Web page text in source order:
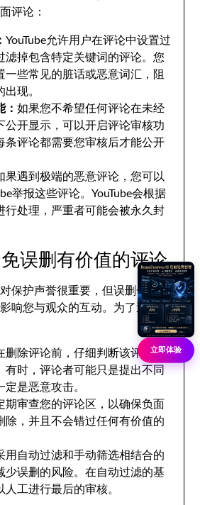
评论：
YouTube允许用户在评论中设置过
滤掉包含特定关键词的评论。您
一些常见的脏话或恶意词汇，阻
出现。
：如果您不希望任何评论在未经
公开显示，可以开启评论审核功
条评论都需要您审核后才能公开
果遇到极端的恶意评论，您可以
举报这些评论。YouTube会根据
行处理，严重者可能会被永久封
误删有价值的评论
保护声誉很重要，但误删一些有
响您与观众的互动。为了避免误
删除评论前，仔细判断该评论是
有时，评论者可能只是提出不同
定是恶意攻击。
期审查您的评论区，以确保负面
除，并且不会错过任何有价值的
用自动过滤和手动筛选相结合的
少误删的风险。在自动过滤的基
人工进行最后的审核。
立即体验